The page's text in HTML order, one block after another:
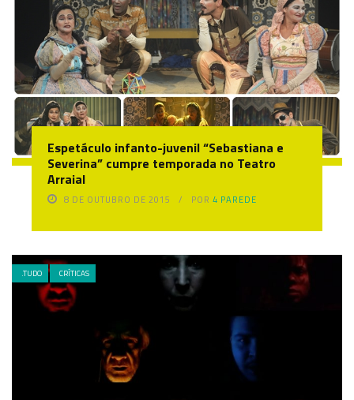
Espetáculo infanto-juvenil “Sebastiana e
Severina” cumpre temporada no Teatro
Arraial
8 DE OUTUBRO DE 2015 POR4 PAREDE
.TUDO CRÍTICAS